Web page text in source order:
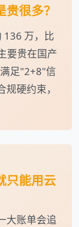
很多？
136 万，比
要贵在国产
足"2+8"信
硬约束，
只能用云
大账单会追